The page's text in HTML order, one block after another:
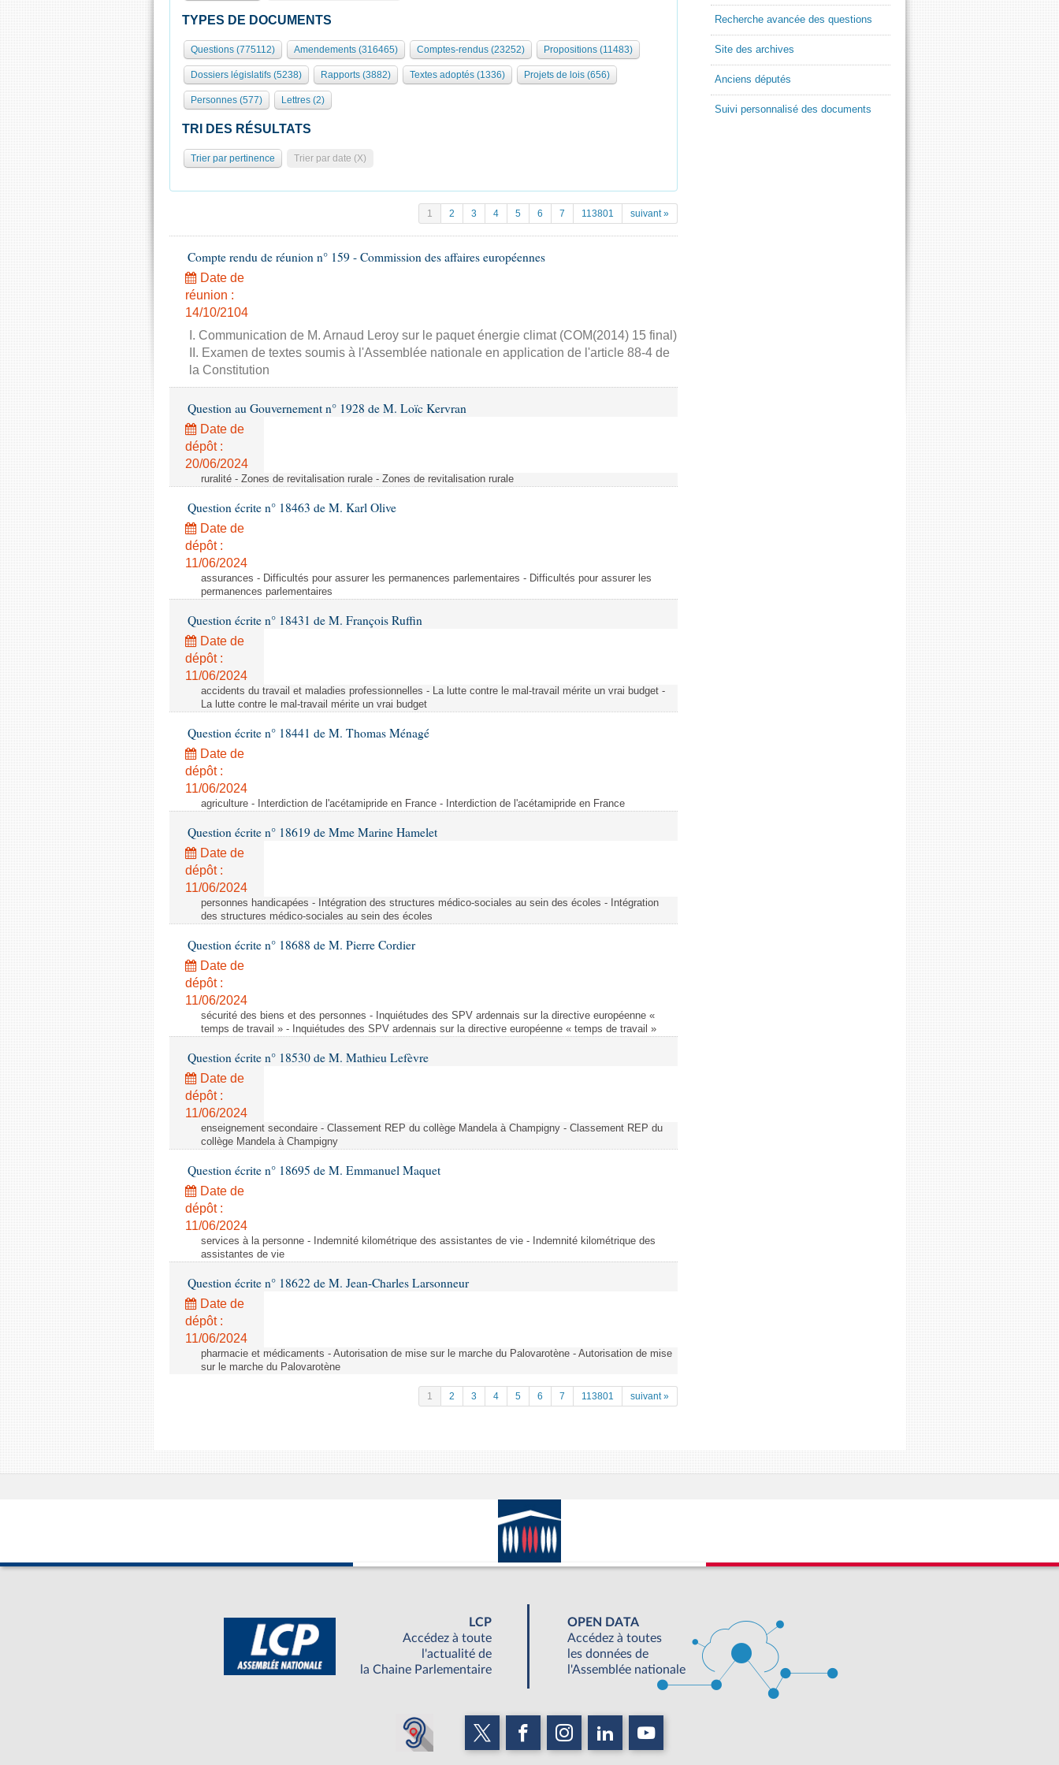
TYPES DE DOCUMENTS
Questions (775112) Amendements (316465) Comptes-rendus (23252) Propositions (11483)
Dossiers législatifs (5238) Rapports (3882) Textes adoptés (1336) Projets de lois (656)
Personnes (577) Lettres (2)
TRI DES RÉSULTATS
Trier par pertinence Trier par date (X)
1 2 3 4 5 6 7 113801 suivant »
Compte rendu de réunion n° 159 - Commission des affaires européennes
Date de
réunion :
14/10/2104
I. Communication de M. Arnaud Leroy sur le paquet énergie climat (COM(2014) 15 final)
II. Examen de textes soumis à l'Assemblée nationale en application de l'article 88-4 de
la Constitution
Question au Gouvernement n° 1928 de M. Loïc Kervran
Date de
dépôt :
20/06/2024
ruralité - Zones de revitalisation rurale - Zones de revitalisation rurale
Question écrite n° 18463 de M. Karl Olive
Date de
dépôt :
11/06/2024
assurances - Difficultés pour assurer les permanences parlementaires - Difficultés pour assurer les
permanences parlementaires
Question écrite n° 18431 de M. François Ruffin
Date de
dépôt :
11/06/2024
accidents du travail et maladies professionnelles - La lutte contre le mal-travail mérite un vrai budget -
La lutte contre le mal-travail mérite un vrai budget
Question écrite n° 18441 de M. Thomas Ménagé
Date de
dépôt :
11/06/2024
agriculture - Interdiction de l'acétamipride en France - Interdiction de l'acétamipride en France
Question écrite n° 18619 de Mme Marine Hamelet
Date de
dépôt :
11/06/2024
personnes handicapées - Intégration des structures médico-sociales au sein des écoles - Intégration
des structures médico-sociales au sein des écoles
Question écrite n° 18688 de M. Pierre Cordier
Date de
dépôt :
11/06/2024
sécurité des biens et des personnes - Inquiétudes des SPV ardennais sur la directive européenne «
temps de travail » - Inquiétudes des SPV ardennais sur la directive européenne « temps de travail »
Question écrite n° 18530 de M. Mathieu Lefèvre
Date de
dépôt :
11/06/2024
enseignement secondaire - Classement REP du collège Mandela à Champigny - Classement REP du
collège Mandela à Champigny
Question écrite n° 18695 de M. Emmanuel Maquet
Date de
dépôt :
11/06/2024
services à la personne - Indemnité kilométrique des assistantes de vie - Indemnité kilométrique des
assistantes de vie
Question écrite n° 18622 de M. Jean-Charles Larsonneur
Date de
dépôt :
11/06/2024
pharmacie et médicaments - Autorisation de mise sur le marche du Palovarotène - Autorisation de mise
sur le marche du Palovarotène
1 2 3 4 5 6 7 113801 suivant »
Recherche avancée des questions
Site des archives
Anciens députés
Suivi personnalisé des documents
LCP
Accédez à toute
l'actualité de
la Chaine Parlementaire
OPEN DATA
Accédez à toutes
les données de
l'Assemblée nationale